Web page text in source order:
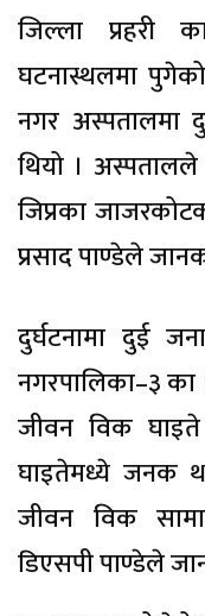
जिल्ला प्रहरी
घटनास्थलमा
नगर अस्पतालमा
थियो ।
जिप्रका
प्रसाद पाण्डेले
दुर्घटनामा दुई
नगरपालिका–३ का
जीवन विक
घाइतेमध्ये जनक
जीवन विक
डिएसपी पाण्डेले